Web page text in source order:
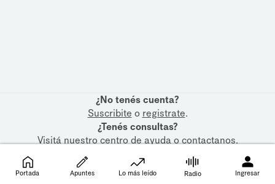
¿No tenés cuenta?
Suscribite o registrate.
¿Tenés consultas?
Visitá nuestrocentro de ayudaocontactanos.
Portada Apuntes Lo más leído Radio Ingresar